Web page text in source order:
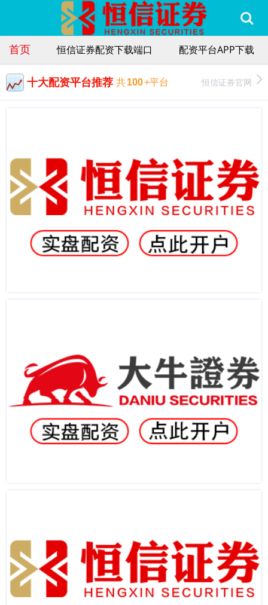
首页 恒信证券配资下载端口 配资平台APP下载
十大配资平台推荐 共100+平台 恒信证券官网